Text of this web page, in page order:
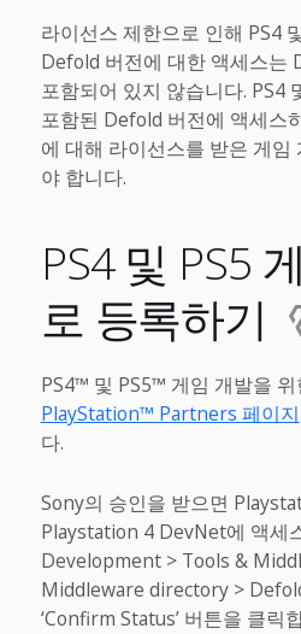
라이선스 제한으로 인해 PS4
Defold 버전에 대한 액세스는
포함되어 있지 않습니다. PS4
포함된 Defold 버전에 액세스
에 대해 라이선스를 받은 게임
야 합니다.
PS4 및 PS5
로 등록하기
PS4™ 및 PS5™ 게임 개발을
PlayStation™ Partners 페이지
다.
Sony의 승인을 받으면
Playstation 4 DevNet에 액세
Development > Tools &
Middleware directory >
‘Confirm Status’ 버튼을 클릭